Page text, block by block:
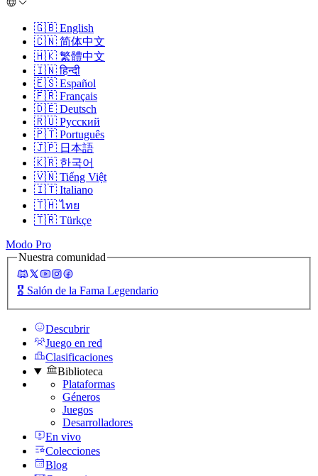
🇬🇧 English
🇨🇳 简体中文
🇭🇰 繁體中文
🇮🇳 हिन्दी
🇪🇸 Español
🇫🇷 Français
🇩🇪 Deutsch
🇷🇺 Русский
🇵🇹 Português
🇯🇵 日本語
🇰🇷 한국어
🇻🇳 Tiếng Việt
🇮🇹 Italiano
🇹🇭 ไทย
🇹🇷 Türkçe
Modo Pro
Nuestra comunidad
🎖️ Salón de la Fama Legendario
Descubrir
Juego en red
Clasificaciones
Biblioteca
Plataformas
Géneros
Juegos
Desarrolladores
En vivo
Colecciones
Blog